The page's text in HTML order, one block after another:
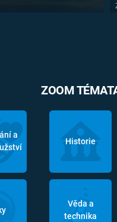
ZOOM
a
Historie
Věda a
technika